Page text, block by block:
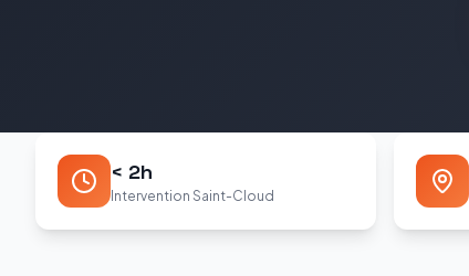
< 2h
Intervention Saint-Cloud